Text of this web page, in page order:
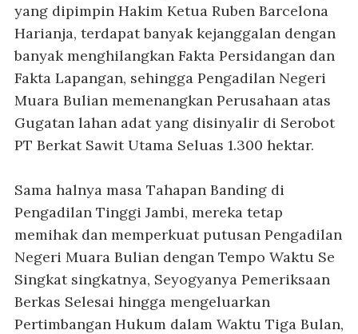
yang dipimpin Hakim Ketua Ruben Barcelona
Harianja, terdapat banyak kejanggalan dengan
banyak menghilangkan Fakta Persidangan dan
Fakta Lapangan, sehingga Pengadilan Negeri
Muara Bulian memenangkan Perusahaan atas
Gugatan lahan adat yang disinyalir di Serobot
PT Berkat Sawit Utama Seluas 1.300 hektar.
Sama halnya masa Tahapan Banding di
Pengadilan Tinggi Jambi, mereka tetap
memihak dan memperkuat putusan Pengadilan
Negeri Muara Bulian dengan Tempo Waktu Se
Singkat singkatnya, Seyogyanya Pemeriksaan
Berkas Selesai hingga mengeluarkan
Pertimbangan Hukum dalam Waktu Tiga Bulan,